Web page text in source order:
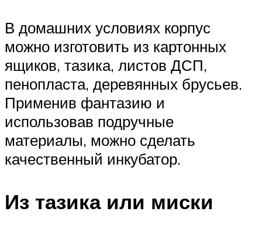
В домашних условиях корпус
можно изготовить из картонных
ящиков, тазика, листов ДСП,
пенопласта, деревянных брусьев.
Применив фантазию и
использовав подручные
материалы, можно сделать
качественный инкубатор.
Из тазика или миски